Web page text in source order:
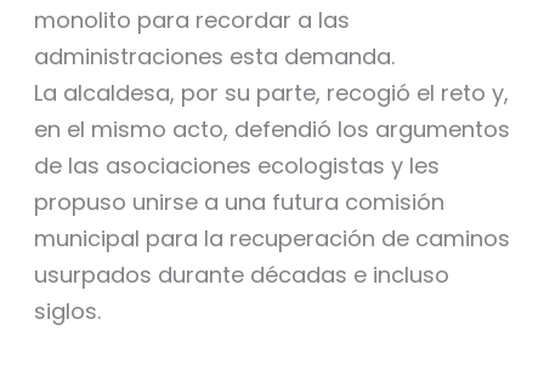
monolito para recordar a las
administraciones esta demanda.
La alcaldesa, por su parte, recogió el reto y,
en el mismo acto, defendió los argumentos
de las asociaciones ecologistas y les
propuso unirse a una futura comisión
municipal para la recuperación de caminos
usurpados durante décadas e incluso
siglos.